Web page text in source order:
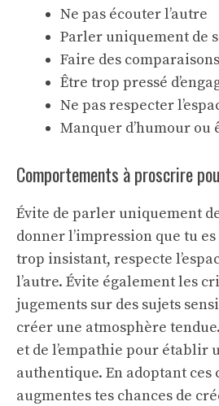
Ne pas écouter l’autre
Parler uniquement de
Faire des
Être trop pressé
Ne pas respecter
Manquer d’humour
Comportements à proscrire
Évite de parler uniquement
donner l’impression que tu
trop insistant, respecte
l’autre. Évite également les
jugements sur des sujets
créer une atmosphère
et de l’empathie pour établir
authentique. En adoptant
augmentes tes chances de